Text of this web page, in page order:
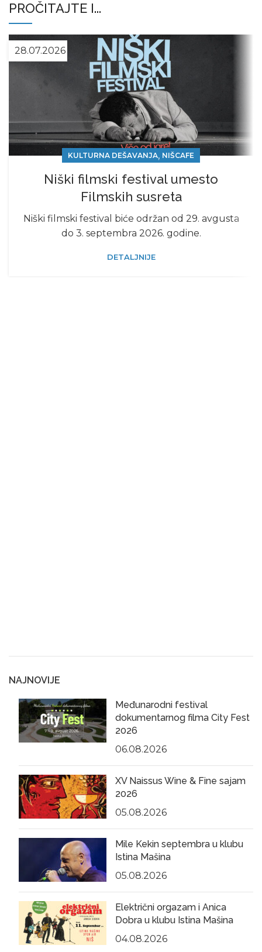
PROČITAJTE I...
28.07.2026
KULTURNA DEŠAVANJA, NIŠCAFE
Niški filmski festival umesto
Filmskih susreta
Niški filmski festival biće održan od 29. avgusta
do 3. septembra 2026. godine.
DETALJNIJE
NAJNOVIJE
Međunarodni festival
dokumentarnog filma City Fest
2026
06.08.2026
XV Naissus Wine & Fine sajam
2026
05.08.2026
Mile Kekin septembra u klubu
Istina Mašina
05.08.2026
Električni orgazam i Anica
Dobra u klubu Istina Mašina
04.08.2026